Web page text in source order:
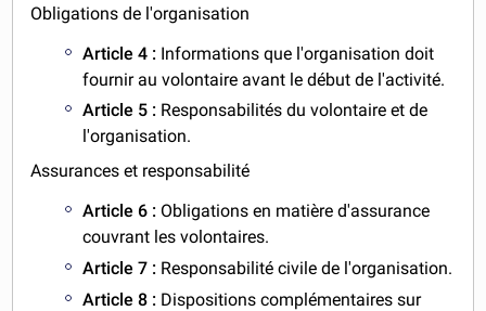
Obligations de l'organisation
Article 4 : Informations que l'organisation doit
fournir au volontaire avant le début de l'activité.
Article 5 : Responsabilités du volontaire et de
l'organisation.
Assurances et responsabilité
Article 6 : Obligations en matière d'assurance
couvrant les volontaires.
Article 7 : Responsabilité civile de l'organisation.
Article 8 : Dispositions complémentaires sur